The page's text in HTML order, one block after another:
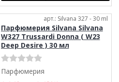
арт.: Silvana 327 - 30 ml
Парфюмерия Silvana Silvana
W327 Trussardi Donna ( W23
Deep Desire ) 30 мл
Парфюмерия